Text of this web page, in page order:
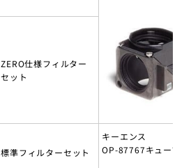
ZERO仕様フィルター
セット
標準フィルターセット
キーエンス
OP-87767キューブ付